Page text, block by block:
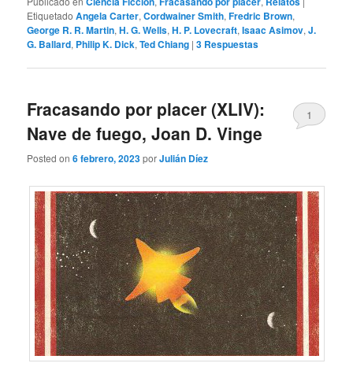
Etiquetado Angela Carter,Cordwainer Smith,Fredric Brown,
George R. R. Martin,H. G. Wells,H. P. Lovecraft,Isaac Asimov,J.
G. Ballard, Philip K. Dick,Ted Chiang |3 Respuestas
Fracasando por placer (XLIV):
Nave de fuego, Joan D. Vinge
Posted on6 febrero, 2023porJulián Díez
1